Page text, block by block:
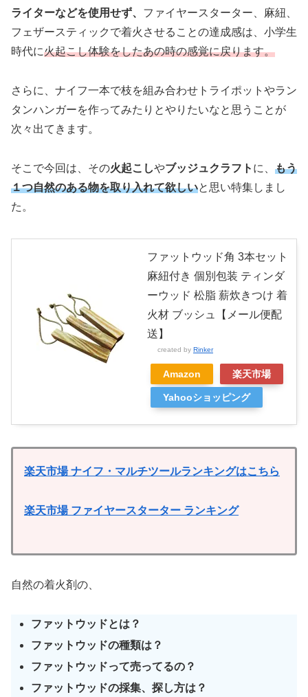
ライターなどを使用せず、 ファイヤースターター、麻紐、
フェザースティックで着火させることの達成感は、小学生
時代に火起こし体験をしたあの時の感覚に戻ります。
さらに、ナイフ一本で枝を組み合わせトライポットやラン
タンハンガーを作ってみたりとやりたいなと思うことが
次々出てきます。
そこで今回は、その火起こしやブッジュクラフト に、 もう
１つ自然のある物を取り入れて欲しいと思い特集しまし
た。
ファットウッド角 3本セット
麻紐付き 個別包装 ティンダ
ーウッド 松脂 薪炊きつけ 着
火材 ブッシュ【メール便配
送】
created by Rinker
Amazon 楽天市場
Yahooショッピング
楽天市場 ナイフ・マルチツールランキングはこちら
楽天市場 ファイヤースターター ランキング
自然の着火剤の、
ファットウッドとは？
ファットウッドの種類は？
ファットウッドって売ってるの？
ファットウッドの採集、探し方は？